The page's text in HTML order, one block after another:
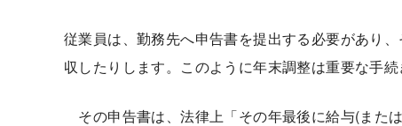
従業員は、勤務先へ申告書を提出する必要があり
収したりします。このように年末調整は重要な手続
その申告書は、法律上「その年最後に給与(また